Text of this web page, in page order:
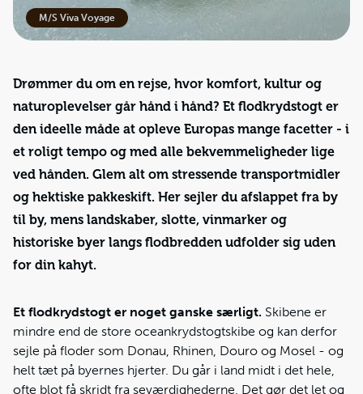
M/S Viva Voyage
Drømmer du om en rejse, hvor komfort, kultur og
naturoplevelser går hånd i hånd? Et flodkrydstogt er
den ideelle måde at opleve Europas mange facetter - i
et roligt tempo og med alle bekvemmeligheder lige
ved hånden. Glem alt om stressende transportmidler
og hektiske pakkeskift. Her sejler du afslappet fra by
til by, mens landskaber, slotte, vinmarker og
historiske byer langs flodbredden udfolder sig uden
for din kahyt.
Et flodkrydstogt er noget ganske særligt. Skibene er
mindre end de store oceankrydstogtskibe og kan derfor
sejle på floder som Donau, Rhinen, Douro og Mosel - og
helt tæt på byernes hjerter. Du går i land midt i det hele,
ofte blot få skridt fra seværdighederne. Det gør det let og